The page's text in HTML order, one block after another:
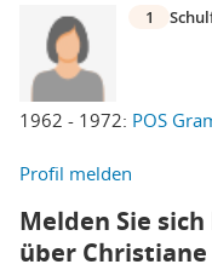
1962 - 1972: POS
1
Profil melden
Melden Sie
über